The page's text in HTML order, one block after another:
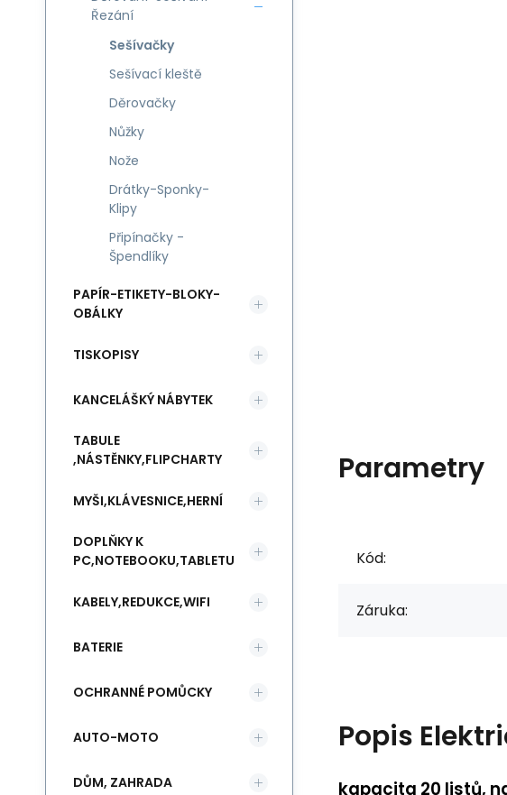
Parametry
Kód:
Záruka:
Popis
kapacita 20 listů,
Řezání
Sešívačky
Sešívací kleště
Děrovačky
Nůžky
Nože
Drátky-Sponky-
Klipy
Připínačky -
Špendlíky
PAPÍR-ETIKETY-BLOKY-
OBÁLKY
TISKOPISY
KANCELÁŠKÝ NÁBYTEK
TABULE
,NÁSTĚNKY,FLIPCHARTY
MYŠI,KLÁVESNICE,HERNÍ
DOPLŇKY K
PC,NOTEBOOKU,TABLETU
KABELY,REDUKCE,WIFI
BATERIE
OCHRANNÉ POMŮCKY
AUTO-MOTO
DŮM, ZAHRADA